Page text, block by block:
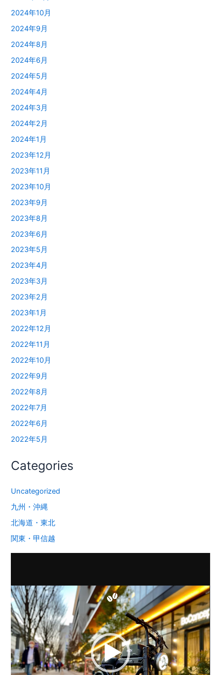
2024年10月
2024年9月
2024年8月
2024年6月
2024年5月
2024年4月
2024年3月
2024年2月
2024年1月
2023年12月
2023年11月
2023年10月
2023年9月
2023年8月
2023年6月
2023年5月
2023年4月
2023年3月
2023年2月
2023年1月
2022年12月
2022年11月
2022年10月
2022年9月
2022年8月
2022年7月
2022年6月
2022年5月
Categories
Uncategorized
九州・沖縄
北海道・東北
関東・甲信越
プ
レ
ー
ヤ
ー